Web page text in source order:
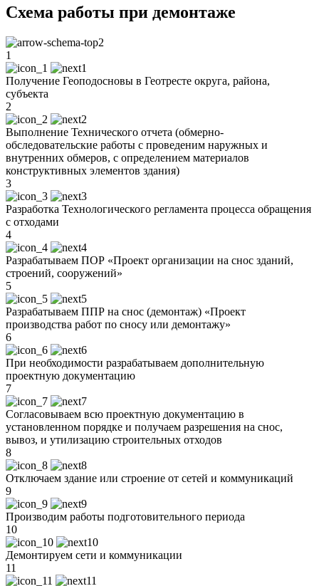
Схема работы при демонтаже
1
Получение Геоподосновы в Геотресте округа, района,
субъекта
2
Выполнение Технического отчета (обмерно-
обследовательские работы с проведеним наружных и
внутренних обмеров, с определением материалов
конструктивных элементов здания)
3
Разработка Технологического регламента процесса обращения
с отходами
4
Разрабатываем ПОР «Проект организации на снос зданий,
строений, сооружений»
5
Разрабатываем ППР на снос (демонтаж) «Проект
производства работ по сносу или демонтажу»
6
При необходимости разрабатываем дополнительную
проектную документацию
7
Согласовываем всю проектную документацию в
установленном порядке и получаем разрешения на снос,
вывоз, и утилизацию строительных отходов
8
Отключаем здание или строение от сетей и коммуникаций
9
Производим работы подготовительного периода
10
Демонтируем сети и коммуникации
11